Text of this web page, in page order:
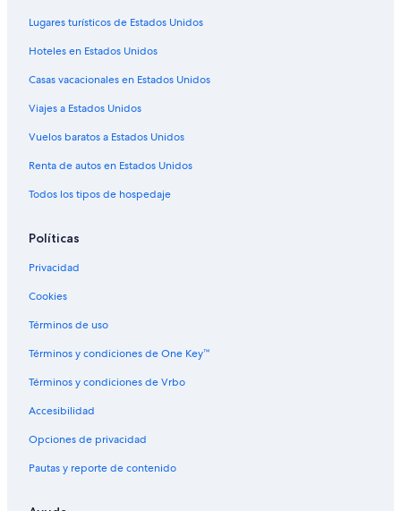
Hoteles con alberca en Sebring
Hoteles que aceptan mascotas en Sebring
Hoteles en Sebring
Moteles en Sebring
Cabañas en Sebring Shores
Casas vacacionales en Sebring Shores
Hoteles históricos en Sebring Shores
Hoteles cerca de viñedos en Sebring Shores
Hoteles en Florida
Cabañas en Florida
Hoteles en Orlando
Cabañas en Avon Park
Casas de campo en Avon Park
Casas de ciudad en Avon Park
Casas de huéspedes en Avon Park
Casas vacacionales en Avon Park
Lugares turísticos de Estados Unidos
Hoteles en Estados Unidos
Casas vacacionales en Estados Unidos
Viajes a Estados Unidos
Vuelos baratos a Estados Unidos
Renta de autos en Estados Unidos
Todos los tipos de hospedaje
Políticas
Privacidad
Cookies
Términos de uso
Términos y condiciones de One Key™
Términos y condiciones de Vrbo
Accesibilidad
Opciones de privacidad
Pautas y reporte de contenido